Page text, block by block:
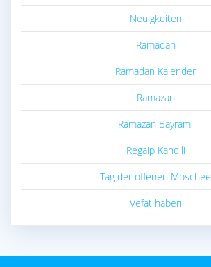
Neuigkeiten
Ramadan
Ramadan Kalender
Ramazan
Ramazan Bayramı
Regaip Kandili
Tag der offenen Moschee
Vefat haberi